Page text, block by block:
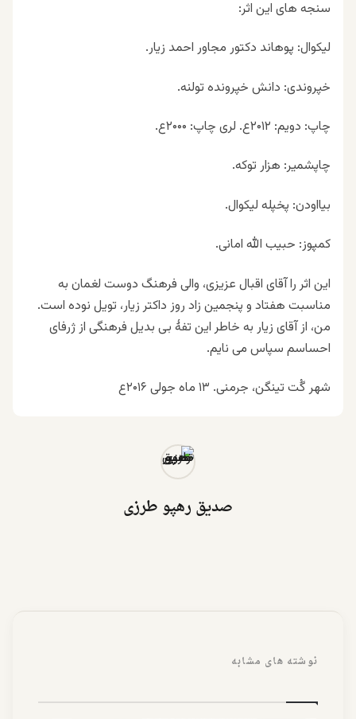
سنجه های این اثر:
لیکوال: پوهاند دکتور مجاور احمد زیار.
خپروندی: دانش خپرونده تولنه.
چاپ: دویم: ۲۰۱۲ع. لری چاپ: ۲۰۰۰ع.
چاپشمیر: هزار توکه.
بیااودن: پخپله لیکوال.
کمپوز: حبیب الله امانی.
این اثر را آقای اقبال عزیزی، والی فرهنگ دوست لغمان به
مناسبت هفتاد و پنجمین زاد روز داکتر زیار، تویل نوده است.
من، از آقای زیار به خاطر این تفهٔ بی بدیل فرهنگی از ژرفای
احساسم سپاس می نایم.
شهر گُت تینگن، جرمنی. ۱۳ ماه جولی ۲۰۱۶ع
صدیق رهپو طرزی
نوشته های مشابه